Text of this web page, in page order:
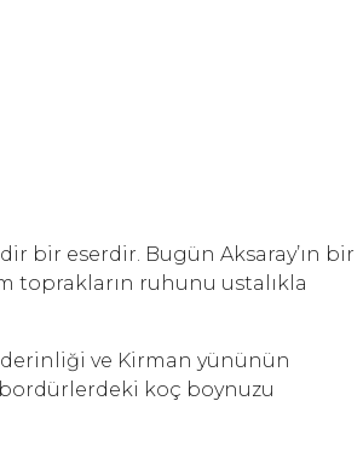
bir eserdir. Bugün Aksaray’ın bir
toprakların ruhunu ustalıkla
derinliği ve Kirman yününün
koç boynuzu